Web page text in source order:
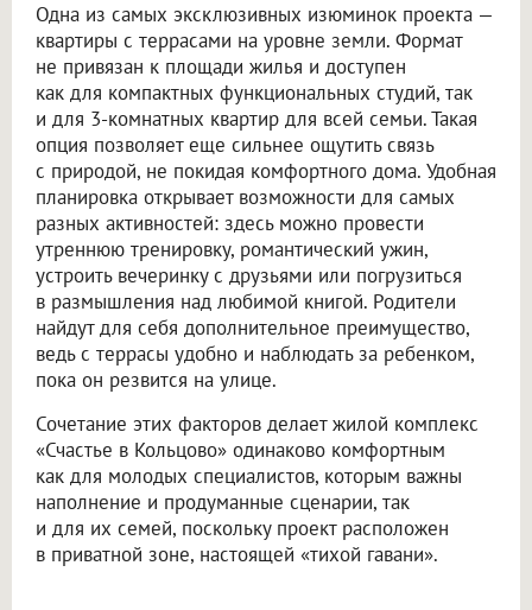
Одна из самых эксклюзивных изюминок проекта —
квартиры с террасами на уровне земли. Формат
не привязан к площади жилья и доступен
как для компактных функциональных студий, так
и для 3-комнатных квартир для всей семьи. Такая
опция позволяет еще сильнее ощутить связь
с природой, не покидая комфортного дома. Удобная
планировка открывает возможности для самых
разных активностей: здесь можно провести
утреннюю тренировку, романтический ужин,
устроить вечеринку с друзьями или погрузиться
в размышления над любимой книгой. Родители
найдут для себя дополнительное преимущество,
ведь с террасы удобно и наблюдать за ребенком,
пока он резвится на улице.
Сочетание этих факторов делает жилой комплекс
«Счастье в Кольцово» одинаково комфортным
как для молодых специалистов, которым важны
наполнение и продуманные сценарии, так
и для их семей, поскольку проект расположен
в приватной зоне, настоящей «тихой гавани».